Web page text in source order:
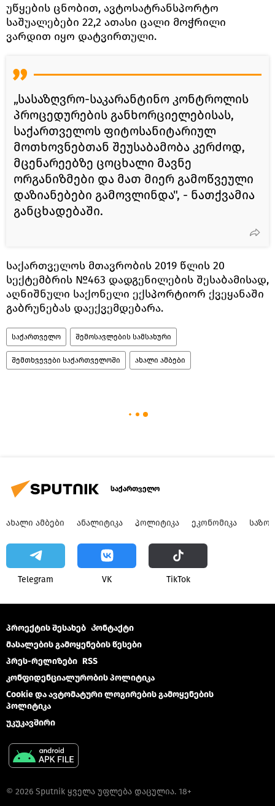
უწყების ცნობით, ავტოსატრანსპორტო
საშუალებები 22,2 ათასი ცალი მოჭრილი
ვარდით იყო დატვირთული.
„სასაზღვრო-საკარანტინო კონტროლის
პროცედურების განხორციელებისას,
საქართველოს ფიტოსანიტარიულ
მოთხოვნებთან შეუსაბამობა კერძოდ,
მცენარეებზე ცოცხალი მავნე
ორგანიზმები და მათ მიერ გამოწვეული
დაზიანებები გამოვლინდა", - ნათქვამია
განცხადებაში.
საქართველოს მთავრობის 2019 წლის 20
სექტემბრის №463 დადგენილების შესაბამისად,
აღნიშნული საქონელი ექსპორტიორ ქვეყანაში
გაბრუნებას დაექვემდებარა.
საქართველო შემოსავლების სამსახური
შემთხვევები საქართველოში ახალი ამბები
საქართველო
ᲐᲮᲐᲚᲘ ᲐᲛᲑᲔᲑᲘ ᲐᲜᲐᲚᲘᲢᲘᲙᲐ ᲞᲝᲚᲘᲢᲘᲙᲐ ᲔᲙᲝᲜᲝᲛᲘᲙᲐ
Telegram VK ТikТоk
პროექტის შესახებ Კონტაქტი
მასალების გამოყენების წესები
პრეს-რელიზები RSS
კონფიდენციალურობის პოლიტიკა
Cookie და ავტომატური ლოგირების გამოყენების
პოლიტიკა
უკუკავშირი
© 2026 Sputnik ყველა უფლება დაცულია. 18+